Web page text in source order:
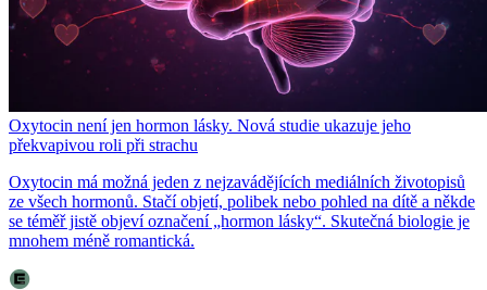
Oxytocin není jen hormon lásky. Nová studie ukazuje jeho
překvapivou roli při strachu
Oxytocin má možná jeden z nejzavádějících mediálních životopisů
ze všech hormonů. Stačí objetí, polibek nebo pohled na dítě a někde
se téměř jistě objeví označení „hormon lásky“. Skutečná biologie je
mnohem méně romantická.